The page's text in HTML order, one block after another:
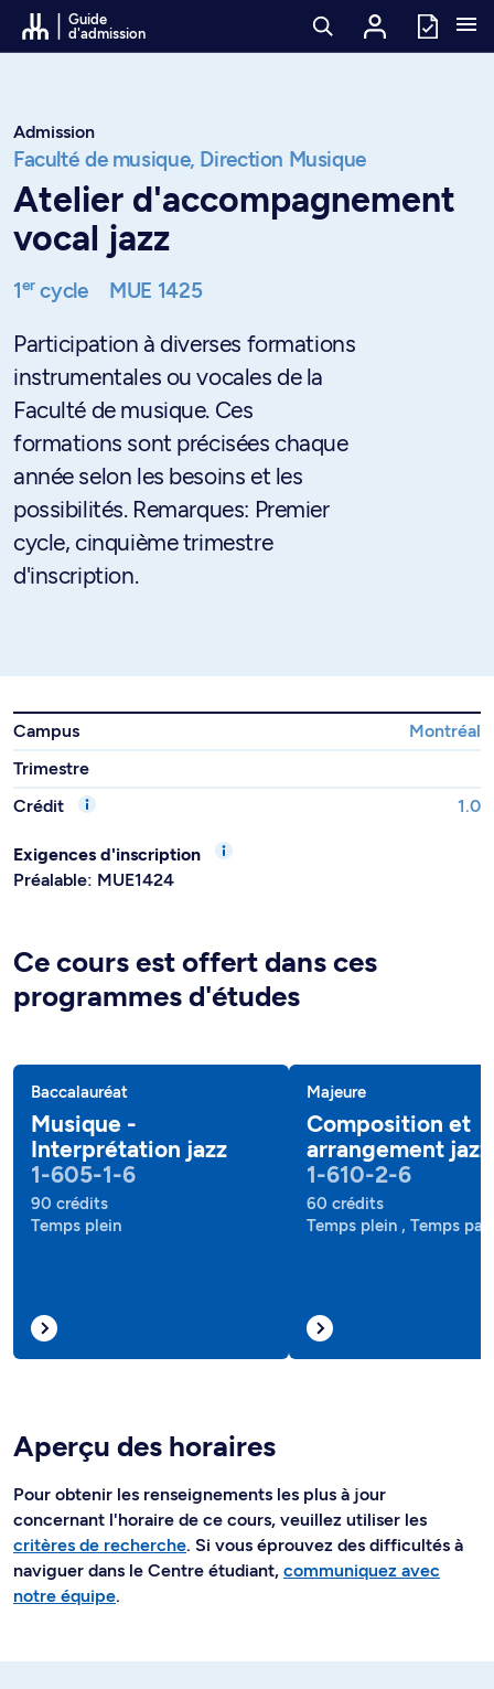
Passer au contenu
Guide
d'admission
Admission
Faculté de musique, Direction Musique
Atelier d'accompagnement
vocal jazz
1ercycle MUE 1425
Participation à diverses formations
instrumentales ou vocales de la
Faculté de musique. Ces
formations sont précisées chaque
année selon les besoins et les
possibilités. Remarques: Premier
cycle, cinquième trimestre
d'inscription.
Campus
Montréal
Trimestre
Crédit
1.0
Exigences d'inscription
Préalable: MUE1424
Ce cours est offert dans ces
programmes d'études
Baccalauréat
Musique -
Interprétation jazz
1-605-1-6
90 crédits
Temps plein
Majeure
Composition et
arrangement jazz
1-610-2-6
60 crédits
Temps plein , Temps
Aperçu des horaires
Pour obtenir les renseignements les plus à jour
concernant l'horaire de ce cours, veuillez utiliser les
critères de recherche. Si vous éprouvez des difficultés à
naviguer dans le Centre étudiant, communiquez avec
notre équipe.